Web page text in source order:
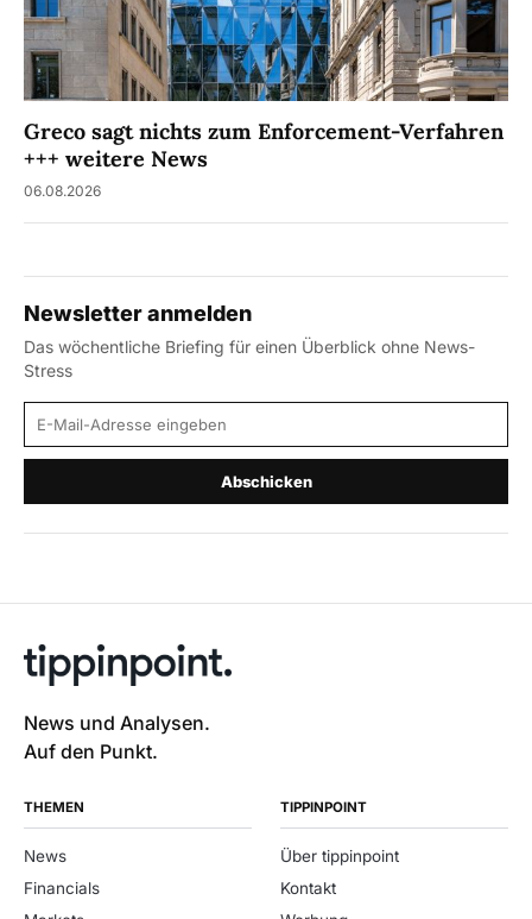
Greco sagt nichts zum Enforcement-Verfahren
+++ weitere News
06.08.2026
Newsletter anmelden
Das wöchentliche Briefing für einen Überblick ohne News-
Stress
E-Mail-Adresse
Abschicken
News und Analysen.
Auf den Punkt.
THEMEN
News
Financials
TIPPINPOINT
Über tippinpoint
Kontakt